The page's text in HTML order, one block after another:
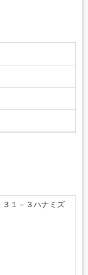
１－３ハナミズ